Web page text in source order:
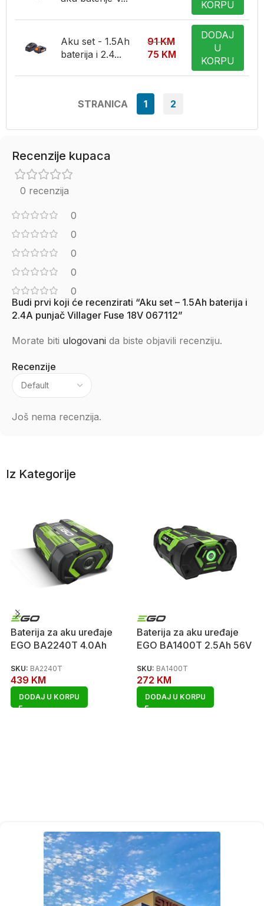
KORPU
Aku set - 1.5Ah
baterija i 2.4...
91KM
75 KM
DODAJ
U
KORPU
STRANICA 1 2
Recenzije kupaca
0 recenzija
0
0
0
0
0
Recenzije
Još nema recenzija.
Budi prvi koji će recenzirati “Aku set – 1.5Ah baterija i
2.4A punjač Villager Fuse 18V 067112”
Morate biti ulogovani da biste objavili recenziju.
Iz Kategorije
Baterija za aku uređaje
EGO BA2240T 4.0Ah
SKU: BA2240T
439 KM
DODAJ U KORPU
Baterija za aku uređaje
EGO BA1400T 2.5Ah 56V
SKU: BA1400T
272 KM
DODAJ U KORPU